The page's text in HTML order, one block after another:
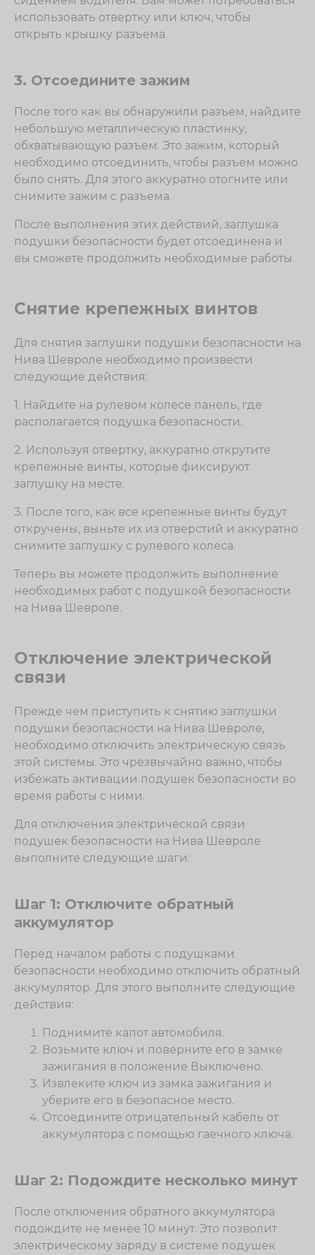
использовать отвертку или ключ, чтобы
открыть крышку разъема.
3. Отсоедините зажим
После того как вы обнаружили разъем, найдите
небольшую металлическую пластинку,
обхватывающую разъем. Это зажим, который
необходимо отсоединить, чтобы разъем можно
было снять. Для этого аккуратно отогните или
снимите зажим с разъема.
После выполнения этих действий, заглушка
подушки безопасности будет отсоединена и
вы сможете продолжить необходимые работы.
Снятие крепежных винтов
Для снятия заглушки подушки безопасности на
Нива Шевроле необходимо произвести
следующие действия:
1. Найдите на рулевом колесе панель, где
располагается подушка безопасности.
2. Используя отвертку, аккуратно открутите
крепежные винты, которые фиксируют
заглушку на месте.
3. После того, как все крепежные винты будут
откручены, выньте их из отверстий и аккуратно
снимите заглушку с рулевого колеса.
Теперь вы можете продолжить выполнение
необходимых работ с подушкой безопасности
на Нива Шевроле.
Отключение электрической
связи
Прежде чем приступить к снятию заглушки
подушки безопасности на Нива Шевроле,
необходимо отключить электрическую связь
этой системы. Это чрезвычайно важно, чтобы
избежать активации подушек безопасности во
время работы с ними.
Для отключения электрической связи
подушек безопасности на Нива Шевроле
выполните следующие шаги:
Шаг 1: Отключите обратный
аккумулятор
Перед началом работы с подушками
безопасности необходимо отключить обратный
аккумулятор. Для этого выполните следующие
действия:
Поднимите капот автомобиля.
Возьмите ключ и поверните его в замке
зажигания в положение Выключено.
Извлеките ключ из замка зажигания и
уберите его в безопасное место.
Отсоедините отрицательный кабель от
аккумулятора с помощью гаечного ключа.
Шаг 2: Подождите несколько минут
После отключения обратного аккумулятора
подождите не менее 10 минут. Это позволит
электрическому заряду в системе подушек